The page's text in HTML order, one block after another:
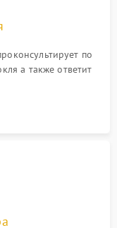
по
а также ответит